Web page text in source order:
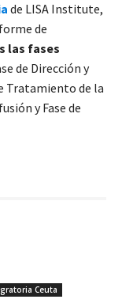
de LISA Institute,
de
las fases
de Dirección y
Tratamiento de la
y Fase de
Ceuta